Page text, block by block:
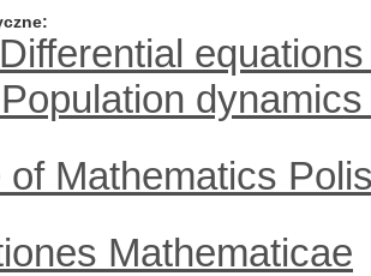
of Mathematics
Mathematicae